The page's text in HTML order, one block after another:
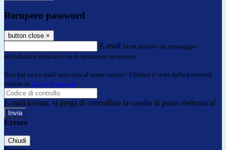
Recupero password
button close ×
E-mail Verrà inviato un messaggio
all'indirizzo indicato con le istruzioni necessarie.
Non hai una e-mail associata al nome utente? Effettua il reset della password
tramite la Login Spaggiari
E-mail inviata, si prega di controllare la casella di posta elettronica!
Errore
Chiudi